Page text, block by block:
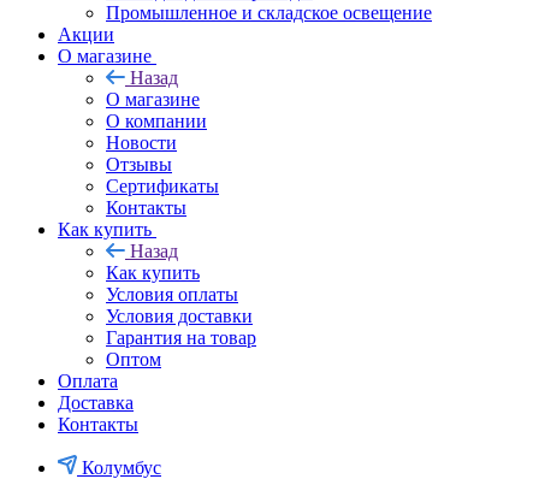
Промышленное и складское освещение
Акции
О магазине
Назад
О магазине
О компании
Новости
Отзывы
Сертификаты
Контакты
Как купить
Назад
Как купить
Условия оплаты
Условия доставки
Гарантия на товар
Оптом
Оплата
Доставка
Контакты
Колумбус